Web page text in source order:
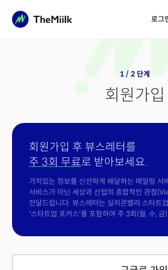
로그
1 / 2 단계
회원가입
회원가입 후 뷰스레터를
주 3회 무료로 받아보세요.
가치있는 정보를 신선하게 배달하는 메일링 서
서비스가 아닌 세상과 산업의 종합적인 관점
전달드립니다. 뷰스레터는 실리콘밸리 스타트
'스타트업 포커스'를 포함하여 주 3회(월, 수, 금